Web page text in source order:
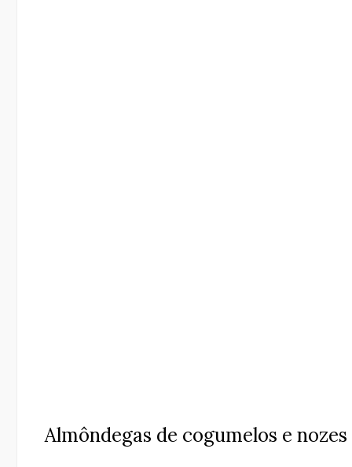
Almôndegas de cogumelos e nozes